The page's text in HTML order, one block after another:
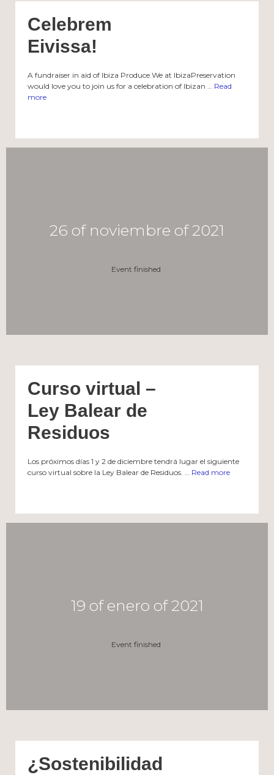
Celebrem
Eivissa!
A fundraiser in aid of Ibiza Produce.We at IbizaPreservation
would love you to join us for a celebration of Ibizan … Read
more
26 of noviembre of 2021
Event finished
Curso virtual –
Ley Balear de
Residuos
Los próximos días 1 y 2 de diciembre tendrá lugar el siguiente
curso virtual sobre la Ley Balear de Residuos. … Read more
19 of enero of 2021
Event finished
¿Sostenibilidad